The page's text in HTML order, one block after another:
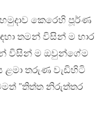
කෙරෙහි පූර්ණ
තමන් විසින් ම භාර
විසින් ම ඔවුන්ගේම
ළමා තරුණ වැඩිහිටි
”තිත්ත නිරුත්තර